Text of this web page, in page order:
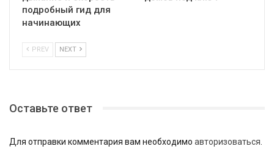
подробный гид для
начинающих
PREV NEXT
Оставьте ответ
Для отправки комментария вам необходимо авторизоваться